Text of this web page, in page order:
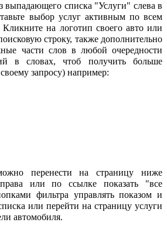
выпадающего списка "Услуги" слева в
выбор услуг активным по всем
Кликните на логотип своего авто или
строку, также дополнительно
части слов в любой очередности
в словах, чтоб получить больше
запросу) например:
перенести на страницу ниже
или по ссылке показать "все
фильтра управлять показом и
или перейти на страницу услуги
автомобиля.